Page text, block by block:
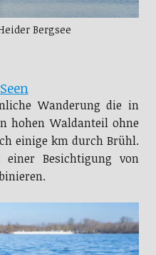
Bergsee
Wanderung die in
hohen Waldanteil ohne
einige km durch Brühl.
Besichtigung von